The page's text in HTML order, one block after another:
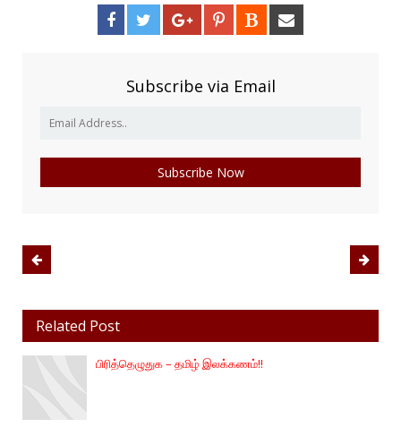
Subscribe via Email
Related Post
பிரித்தெழுதுக – தமிழ் இலக்கணம்!!